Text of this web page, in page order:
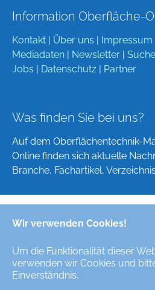
Wir verwenden Cookies!
Um die Funktionalität dieser
verwenden wir Cookies und
Einverständnis.
Information Oberfläche-
Kontakt Über uns
Impressum
Mediadaten
Newsletter
Suche
Jobs
Datenschutz Partner
Was finden Sie bei uns?
Auf dem Oberflächentechnik-
Online finden sich aktuelle
Branche, Fachartikel,
Deutsch
Alle Rechte/All Rights
das digitale